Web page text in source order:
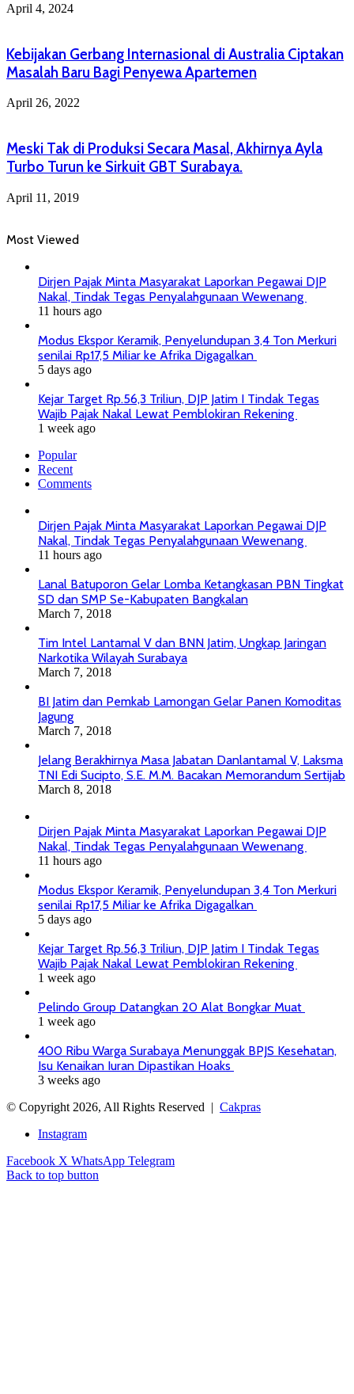
April 4, 2024
Kebijakan Gerbang Internasional di Australia Ciptakan
Masalah Baru Bagi Penyewa Apartemen
April 26, 2022
Meski Tak di Produksi Secara Masal, Akhirnya Ayla
Turbo Turun ke Sirkuit GBT Surabaya.
April 11, 2019
Most Viewed
Dirjen Pajak Minta Masyarakat Laporkan Pegawai DJP
Nakal, Tindak Tegas Penyalahgunaan Wewenang
11 hours ago
Modus Ekspor Keramik, Penyelundupan 3,4 Ton Merkuri
senilai Rp17,5 Miliar ke Afrika Digagalkan
5 days ago
Kejar Target Rp.56,3 Triliun, DJP Jatim I Tindak Tegas
Wajib Pajak Nakal Lewat Pemblokiran Rekening
1 week ago
Popular
Recent
Comments
Dirjen Pajak Minta Masyarakat Laporkan Pegawai DJP
Nakal, Tindak Tegas Penyalahgunaan Wewenang
11 hours ago
Lanal Batuporon Gelar Lomba Ketangkasan PBN Tingkat
SD dan SMP Se-Kabupaten Bangkalan
March 7, 2018
Tim Intel Lantamal V dan BNN Jatim, Ungkap Jaringan
Narkotika Wilayah Surabaya
March 7, 2018
BI Jatim dan Pemkab Lamongan Gelar Panen Komoditas
Jagung
March 7, 2018
Jelang Berakhirnya Masa Jabatan Danlantamal V, Laksma
TNI Edi Sucipto, S.E. M.M. Bacakan Memorandum Sertijab
March 8, 2018
Dirjen Pajak Minta Masyarakat Laporkan Pegawai DJP
Nakal, Tindak Tegas Penyalahgunaan Wewenang
11 hours ago
Modus Ekspor Keramik, Penyelundupan 3,4 Ton Merkuri
senilai Rp17,5 Miliar ke Afrika Digagalkan
5 days ago
Kejar Target Rp.56,3 Triliun, DJP Jatim I Tindak Tegas
Wajib Pajak Nakal Lewat Pemblokiran Rekening
1 week ago
Pelindo Group Datangkan 20 Alat Bongkar Muat
1 week ago
400 Ribu Warga Surabaya Menunggak BPJS Kesehatan,
Isu Kenaikan Iuran Dipastikan Hoaks
3 weeks ago
© Copyright 2026, All Rights Reserved | Cakpras
Instagram
Facebook X WhatsApp Telegram
Back to top button